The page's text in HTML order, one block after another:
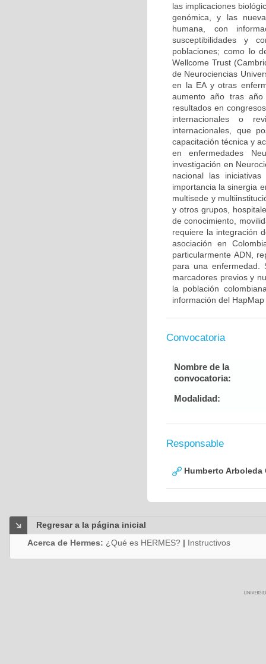
las implicaciones
genómica, y las
humana, con
susceptibilidades y
poblaciones; como lo
Wellcome Trust
de Neurociencias
en la EA y otras
aumento año tras año
resultados en
internacionales o
internacionales, que
capacitación técnica y
en enfermedades
investigación en
nacional las
importancia la sinergia
multisede y
y otros grupos,
de conocimiento,
requiere la integración
asociación en
particularmente ADN,
para una enfermedad.
marcadores previos y
la población
información del
Convocatoria
Nombre de la
convocatoria:
Modalidad:
Responsable
Humberto Arboleda
Regresar a la página inicial
Acerca de Hermes: ¿Qué es HERMES? | Instructivos